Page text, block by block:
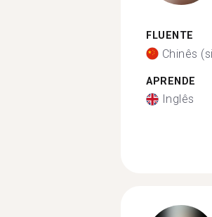
FLUENTE
Chinês
APRENDE
Inglês